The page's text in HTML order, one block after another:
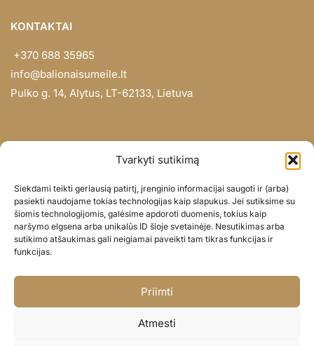
Tvarkyti sutikimą
Siekdami teikti geriausią patirtį, įrenginio informacijai saugoti ir (arba)
pasiekti naudojame tokias technologijas kaip slapukus. Jei sutiksime su
šiomis technologijomis, galėsime apdoroti duomenis, tokius kaip
naršymo elgsena arba unikalūs ID šioje svetainėje. Nesutikimas arba
sutikimo atšaukimas gali neigiamai paveikti tam tikras funkcijas ir
funkcijas.
Priimti
Atmesti
KONTAKTAI
+370 688 35965
info@balionaisumeile.lt
Pulko g. 14, Alytus, LT-62133, Lietuva
Didmena
Darbų portfolio
Privatumo politika
Parduotuvės politika